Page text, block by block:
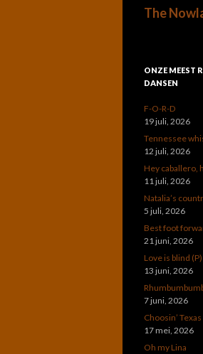
The
ONZE MEEST
DANSEN
F-O-R-D
19 juli, 2026
Tennessee
12 juli, 2026
Hey caballero,
11 juli, 2026
Natalia’s
5 juli, 2026
Best foot
21 juni, 2026
Love is blind (P)
13 juni, 2026
7 juni, 2026
Choosin’ Texas
17 mei, 2026
Oh my Lina